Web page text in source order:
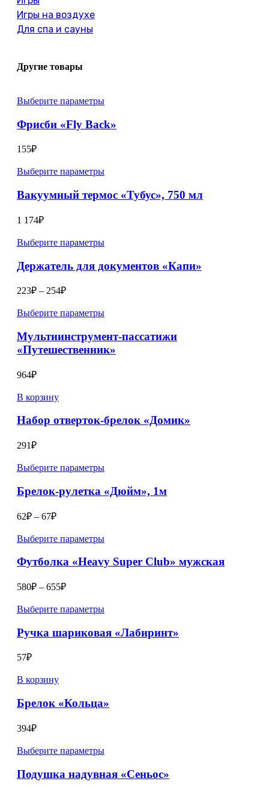
Игры на воздухе
Для спа и сауны
Другие товары
Выберите параметры
Фрисби «Fly Back»
155₽
Выберите параметры
Вакуумный термос «Тубус», 750 мл
1 174₽
Выберите параметры
Держатель для документов «Капи»
223₽ – 254₽
Выберите параметры
Мультиинструмент-пассатижи
«Путешественник»
964₽
В корзину
Набор отверток-брелок «Домик»
291₽
Выберите параметры
Брелок-рулетка «Дюйм», 1м
62₽ – 67₽
Выберите параметры
Футболка «Heavy Super Club» мужская
580₽ – 655₽
Выберите параметры
Ручка шариковая «Лабиринт»
57₽
В корзину
Брелок «Кольца»
394₽
Выберите параметры
Подушка надувная «Сеньос»